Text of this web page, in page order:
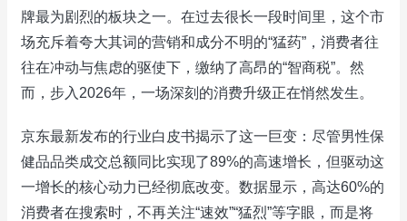
牌最为剧烈的板块之一。在过去很长一段时间里，这个市
场充斥着夸大其词的营销和成分不明的“猛药”，消费者往
往在冲动与焦虑的驱使下，缴纳了高昂的“智商税”。然
而，步入2026年，一场深刻的消费升级正在悄然发生。
京东最新发布的行业白皮书揭示了这一巨变：尽管男性保
健品品类成交总额同比实现了89%的高速增长，但驱动这
一增长的核心动力已经彻底改变。数据显示，高达60%的
消费者在搜索时，不再关注“速效”“猛烈”等字眼，而是将